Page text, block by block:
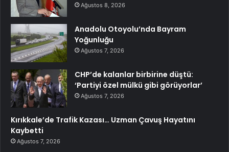
Ağustos 8, 2026
Anadolu Otoyolu’nda Bayram
Yoğunluğu
Ağustos 7, 2026
CHP’de kalanlar birbirine düştü:
‘Partiyi özel mülkü gibi görüyorlar’
Ağustos 7, 2026
Kırıkkale’de Trafik Kazası… Uzman Çavuş Hayatını
Kaybetti
Ağustos 7, 2026